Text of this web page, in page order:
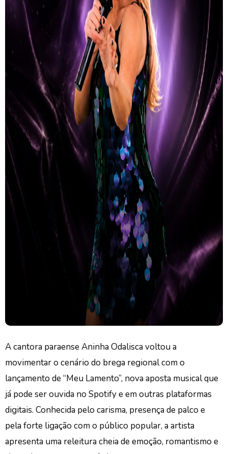
A cantora paraense Aninha Odalisca voltou a
movimentar o cenário do brega regional com o
lançamento de “Meu Lamento”, nova aposta musical que
já pode ser ouvida no Spotify e em outras plataformas
digitais. Conhecida pelo carisma, presença de palco e
pela forte ligação com o público popular, a artista
apresenta uma releitura cheia de emoção, romantismo e